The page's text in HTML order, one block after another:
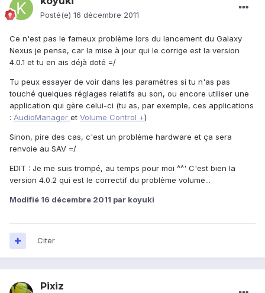
Posté(e) 16 décembre 2011
Ce n'est pas le fameux problème lors du lancement du Galaxy
Nexus je pense, car la mise à jour qui le corrige est la version
4.0.1 et tu en ais déjà doté =/
Tu peux essayer de voir dans les paramètres si tu n'as pas
touché quelques réglages relatifs au son, ou encore utiliser une
application qui gère celui-ci (tu as, par exemple, ces applications
: AudioManager et Volume Control +)
Sinon, pire des cas, c'est un problème hardware et ça sera
renvoie au SAV =/
EDIT : Je me suis trompé, au temps pour moi ^^' C'est bien la
version 4.0.2 qui est le correctif du problème volume...
Modifié 16 décembre 2011 par koyuki
Citer
Pixiz